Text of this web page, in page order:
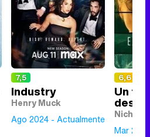
7,5
Industry
Henry Muck
Ago 2024 - Actualmente
6,6
Un
Mar